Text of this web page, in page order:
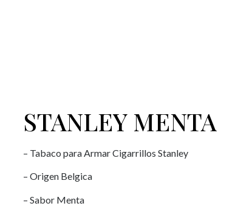
STANLEY MENTA
– Tabaco para Armar Cigarrillos Stanley
– Origen Belgica
– Sabor Menta